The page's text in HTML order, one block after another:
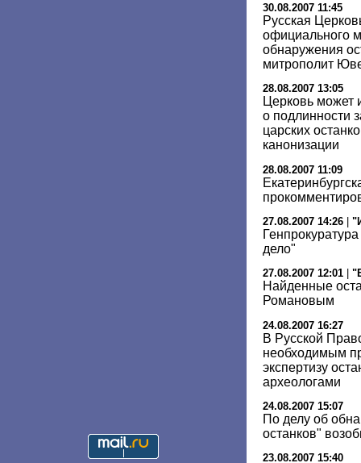
30.08.2007 11:45
Русская
официального
обнаружения
митрополит
28.08.2007 13:05
Церковь может
о подлинности
царских
канонизации
28.08.2007 11:09
27.08.2007 14:26
дело"
27.08.2007 12:01
Найденные
Романовым
24.08.2007 16:27
В Русской
необходимым
экспертизу
археологами
24.08.2007 15:07
По делу об
останков"
23.08.2007 15:40